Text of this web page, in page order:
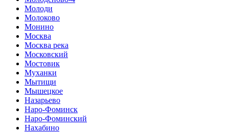
Молоди
Молоково
Монино
Москва
Москва река
Московский
Мостовик
Муханки
Мытищи
Мышецкое
Назарьево
Наро-Фоминск
Наро-Фоминский
Нахабино